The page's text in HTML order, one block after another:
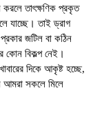
করলে তাৎক্ষণিক প্রকৃত
যাচ্ছে। তাই ড্রাগ
জটিল বা কঠিন
কোন বিকল্প নেই।
দিকে আকৃষ্ট হচ্ছে,
সকলে মিলে